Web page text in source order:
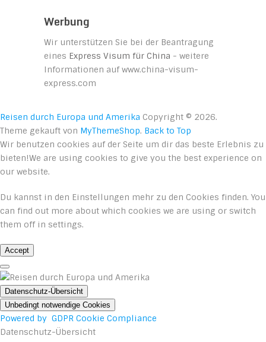
Werbung
Wir unterstützen Sie bei der Beantragung
eines Express Visum für China - weitere
Informationen auf www.china-visum-
express.com
Reisen durch Europa und Amerika Copyright © 2026.
Theme gekauft von MyThemeShop. Back to Top
Wir benutzen cookies auf der Seite um dir das beste Erlebnis zu
bieten!We are using cookies to give you the best experience on
our website.
Du kannst in den Einstellungen mehr zu den Cookies finden. You
can find out more about which cookies we are using or switch
them off in settings.
Accept
Datenschutz-Übersicht
Unbedingt notwendige Cookies
Powered by GDPR Cookie Compliance
Datenschutz-Übersicht